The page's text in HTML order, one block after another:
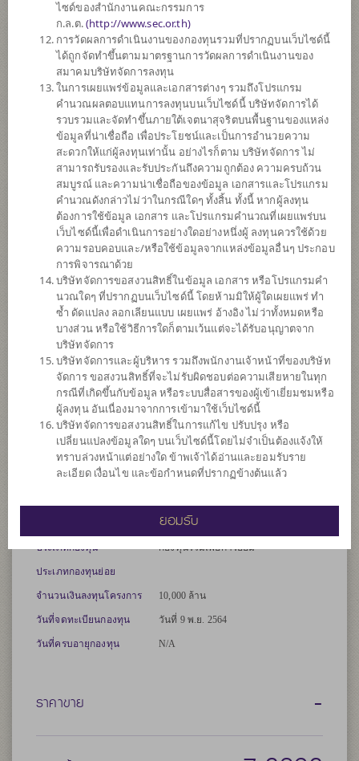
ดำเนินงาน
ข้อมูลการสั่งซื้อขาย
ดาวน์โหลดเอกสาร
ปฏิทินวันหยุด
ประวัติการจ่ายเงินปันผล
นโยบาย
เน้นลงทุนในหน่วยลงทุนของกองทุนรวมต่างประเทศเพียงกองทุนเดียว
(Feeder Fund) ได้แก่ Schroder International Selection Fund China A
(กองทุนหลัก) Class C Accumulation USD สกุลเงิน USD กองทุนหลักมีน
โยบายลงทุนอย่างน้อยสองในสามของทรัพย์สินกองทุน ในตราสารทุน
และตราสารที่เกี่ยวข้องกับตราสารทุน (equity related securities) ของ
บริษัทสัญชาติจีนที่จดทะเบียนและซื้อขายในตลาดหลักทรัพย์ประเทศ
จีน เช่น ตลาดหลักทรัพย์เซินเจิ้นหรือตลาดหลักทรัพย์เซี่ยงไฮ้ (China A-
Shares)
กองทุนอาจลงทุนในหน่วยลงทุนของกองทุนรวม หรือกองทุนรวม
อสังหาริมทรัพย์ (กอง1) หรือทรัสต์เพื่อการลงทุนในอสังหาริมทรัพย์
(REITs) หรือกองทุนรวมโครงสร้างพื้นฐาน (infra) ซึ่งอยู่ภายใต้การ
จัดการของบริษัทจัดการในสัดส่วนไม่เกิน 20% ของ NAV
กองทุนอาจลงทุนในสัญญาซื้อขายล่วงหน้า (Derivatives) เพื่อเพิ่ม
ประสิทธิภาพการบริหารการลงทุน (Efficient portfolio management)
และ/หรือการบริหารความเสี่ยง โดยป้องกันความเสี่ยงจากอัตราแลก
เปลี่ยน (Hedging) ตามดุลยพินิจของผู้จัดการกองทุน
ประเภทกองทุน กองทุนรวมเพื่อการออม
ประเภทกองทุนย่อย
จำนวนเงินลงทุนโครงการ 10,000 ล้าน
วันที่จดทะเบียนกองทุน วันที่ 9 พ.ย. 2564
วันที่ครบอายุกองทุน N/A
ราคาขาย -
ไซด์ของสำนักงานคณะกรรมการ
ก.ล.ต.(http://www.sec.or.th)
การวัดผลการดำเนินงานของกองทุนรวมที่ปรากฏบนเว็บไซด์นี้
ได้ถูกจัดทำขึ้นตามมาตรฐานการวัดผลการดำเนินงานของ
สมาคมบริษัทจัดการลงทุน
ในการเผยแพร่ข้อมูลและเอกสารต่างๆ รวมถึงโปรแกรม
คำนวณผลตอบแทนการลงทุนบนเว็บไซด์นี้ บริษัทจัดการได้
รวบรวมและจัดทำขึ้นภายใต้เจตนาสุจริตบนพื้นฐานของแหล่ง
ข้อมูลที่น่าเชื่อถือ เพื่อประโยชน์และเป็นการอำนวยความ
สะดวกให้แก่ผู้ลงทุนเท่านั้น อย่างไรก็ตาม บริษัทจัดการ ไม่
สามารถรับรองและรับประกันถึงความถูกต้อง ความครบถ้วน
สมบูรณ์ และความน่าเชื่อถือของข้อมูล เอกสารและโปรแกรม
คำนวณดังกล่าวไม่ว่าในกรณีใดๆ ทั้งสิ้น ทั้งนี้ หากผู้ลงทุน
ต้องการใช้ข้อมูล เอกสาร และโปรแกรมคำนวณที่เผยแพร่บน
เว็บไซด์นี้เพื่อดำเนินการอย่างใดอย่างหนึ่งผู้ ลงทุนควรใช้ด้วย
ความรอบคอบและ/หรือใช้ข้อมูลจากแหล่งข้อมูลอื่นๆ ประกอบ
การพิจารณาด้วย
บริษัทจัดการขอสงวนสิทธิ์ในข้อมูล เอกสาร หรือโปรแกรมคำ
นวณใดๆ ที่ปรากฏบนเว็บไซด์นี้ โดยห้ามมิให้ผู้ใดเผยแพร่ ทำ
ซ้ำ ดัดแปลง ลอกเลียนแบบ เผยแพร่ อ้างอิง ไม่ว่าทั้งหมดหรือ
บางส่วน หรือใช้วิธีการใดก็ตามเว้นแต่จะได้รับอนุญาตจาก
บริษัทจัดการ
บริษัทจัดการและผู้บริหาร รวมถึงพนักงานเจ้าหน้าที่ของบริษัท
จัดการ ขอสงวนสิทธิ์ที่จะไม่รับผิดชอบต่อความเสียหายในทุก
กรณีที่เกิดขึ้นกับข้อมูล หรือระบบสื่อสารของผู้เข้าเยี่ยมชมหรือ
ผู้ลงทุน อันเนื่องมาจากการเข้ามาใช้เว็บไซด์นี้
บริษัทจัดการขอสงวนสิทธิ์ในการแก้ไข ปรับปรุง หรือ
เปลี่ยนแปลงข้อมูลใดๆ บนเว็บไซด์นี้โดยไม่จำเป็นต้องแจ้งให้
ทราบล่วงหน้าแต่อย่างใด ข้าพเจ้าได้อ่านและยอมรับราย
ละเอียด เงื่อนไข และข้อกำหนดที่ปรากฏข้างต้นแล้ว
ยอมรับ